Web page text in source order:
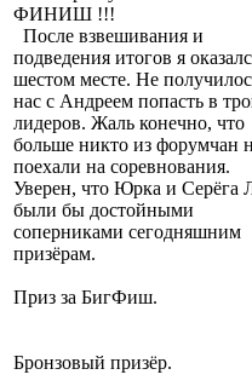
ФИНИШ !!!
После взвешивания и
подведения итогов я
шестом месте. Не
нас с Андреем попасть в
лидеров. Жаль конечно, что
больше никто из форумчан
поехали на соревнования.
Уверен, что Юрка и Серёга
были бы достойными
соперниками сегодняшним
призёрам.
Приз за БигФиш.
Бронзовый призёр.